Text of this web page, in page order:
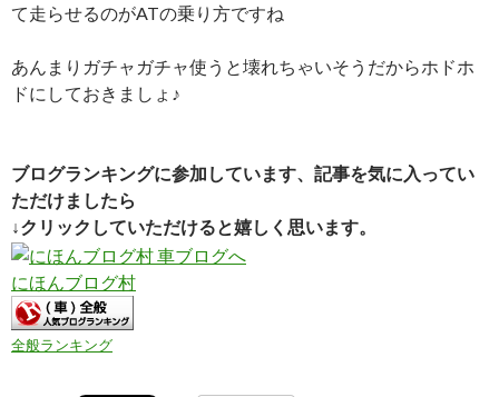
て走らせるのがATの乗り方ですね
あんまりガチャガチャ使うと壊れちゃいそうだからホドホ
ドにしておきましょ♪
ブログランキングに参加しています、記事を気に入ってい
ただけましたら
↓クリックしていただけると嬉しく思います。
にほんブログ村
全般ランキング